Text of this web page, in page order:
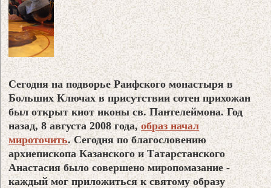
Сегодня на подворье Раифского монастыря в
Больших Ключах в присутствии сотен прихожан
был открыт киот иконы св. Пантелеймона. Год
назад, 8 августа 2008 года,образ начал
мироточить. Сегодня по благословению
архиепископа Казанского и Татарстанского
Анастасия было совершено миропомазание -
каждый мог приложиться к святому образу